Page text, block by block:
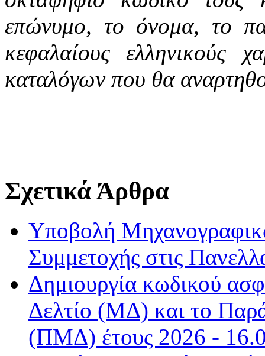
επώνυμο, το όνομα, το
κεφαλαίους ελληνικούς
καταλόγων που θα
Σχετικά Άρθρα
Υποβολή
Συμμετοχής στις
Δημιουργία κωδικού
Δελτίο (ΜΔ) και το
(ΠΜΔ) έτους 2026 -